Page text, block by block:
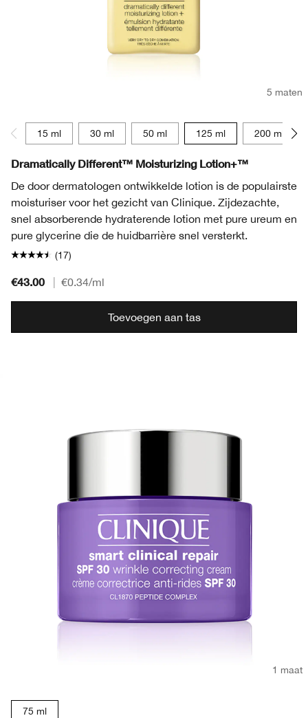
5 maten
15 ml 30 ml 50 ml 125 ml 200 ml
Dramatically Different™ Moisturizing Lotion+™
De door dermatologen ontwikkelde lotion is de populairste
moisturiser voor het gezicht van Clinique. Zijdezachte,
snel absorberende hydraterende lotion met pure ureum en
pure glycerine die de huidbarrière snel versterkt.
(17)
€43.00 €0.34/ml
Toevoegen aan tas
1 maat
75 ml